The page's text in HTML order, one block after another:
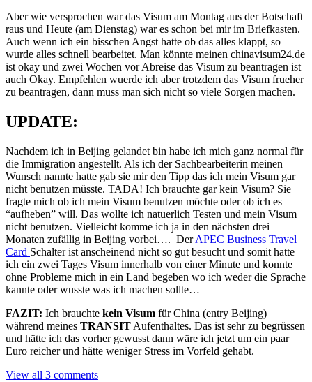
Aber wie versprochen war das Visum am Montag aus der Botschaft
raus und Heute (am Dienstag) war es schon bei mir im Briefkasten.
Auch wenn ich ein bisschen Angst hatte ob das alles klappt, so
wurde alles schnell bearbeitet. Man könnte meinen chinavisum24.de
ist okay und zwei Wochen vor Abreise das Visum zu beantragen ist
auch Okay. Empfehlen wuerde ich aber trotzdem das Visum frueher
zu beantragen, dann muss man sich nicht so viele Sorgen machen.
UPDATE:
Nachdem ich in Beijing gelandet bin habe ich mich ganz normal für
die Immigration angestellt. Als ich der Sachbearbeiterin meinen
Wunsch nannte hatte gab sie mir den Tipp das ich mein Visum gar
nicht benutzen müsste. TADA! Ich brauchte gar kein Visum? Sie
fragte mich ob ich mein Visum benutzen möchte oder ob ich es
“aufheben” will. Das wollte ich natuerlich Testen und mein Visum
nicht benutzen. Vielleicht komme ich ja in den nächsten drei
Monaten zufällig in Beijing vorbei…. DerAPEC Business Travel
Card Schalter ist anscheinend nicht so gut besucht und somit hatte
ich ein zwei Tages Visum innerhalb von einer Minute und konnte
ohne Probleme mich in ein Land begeben wo ich weder die Sprache
kannte oder wusste was ich machen sollte…
FAZIT: Ich brauchte kein Visum für China (entry Beijing)
während meines TRANSIT Aufenthaltes. Das ist sehr zu begrüssen
und hätte ich das vorher gewusst dann wäre ich jetzt um ein paar
Euro reicher und hätte weniger Stress im Vorfeld gehabt.
View all 3 comments